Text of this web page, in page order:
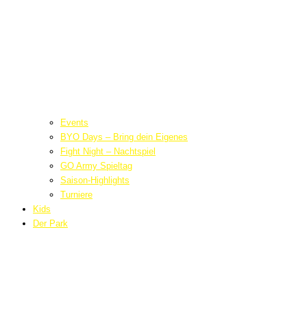
Events
BYO Days – Bring dein Eigenes
Fight Night – Nachtspiel
GO Army Spieltag
Saison-Highlights
Turniere
Kids
Der Park